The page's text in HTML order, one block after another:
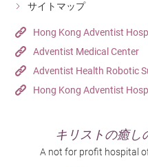
サイトマップ
Hong Kong Adventist
Adventist Medical Center
Adventist Health Robotic
Hong Kong Adventist
キリストの癒し
A not for profit hospital